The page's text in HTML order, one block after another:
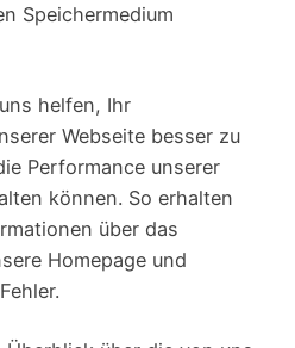
Speichermedium
helfen, Ihr
Webseite besser zu
Performance unserer
können. So erhalten
über das
Homepage und